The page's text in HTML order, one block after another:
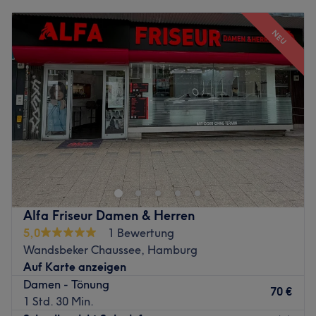
Zurück zur Salonansicht
Dienstag
–19:00
Mittwoch
10:00–19:00
Donnerstag
10:00–19:00
Freitag
10:00–19:00
Samstag
09:00 – 15:00
Sonntag
Geschlossen
In Hamburg-Borgfelde trifft glanzvoller Stil auf ein
ausgelassenes Ambiente in Fatma's Friseur-Salon Morè
than Hair. In dem stylisch eingerichteten Studio finden
Haarschnittbedürftige einen absolut professionelles Team
vor. Wenn du also in Borgfelde oder Umgebung wohnst,
dann buche doch jetzt ganz schnell und einfach den
nächsten Termin online über Treatwell!
Das sympathische Team bringt mehrjährige Erfahrung mit
und kennt sich mit den Produkten und Techniken sehr gut
aus. Fatma ist ein Profi, wenn es um aufwendige
NEU
Alfa Friseur Damen & Herren
5,0
1 Bewertung
Wandsbeker Chaussee, Hamburg
Auf Karte anzeigen
Damen - Tönung
1 Std. 30 Min.
70 €